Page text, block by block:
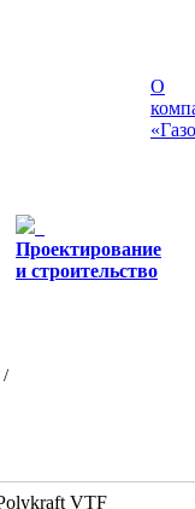
О
Проектирование
и строительство
/